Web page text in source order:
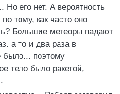
Но его нет. А вероятность
тому, как часто оно
Большие метеоры падают
а то и два раза в
было... поэтому
тело было ракетой,